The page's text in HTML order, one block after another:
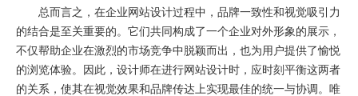
总而言之，在企业网站设计过程中，品牌一致性和视觉吸引力
的结合是至关重要的。它们共同构成了一个企业对外形象的展示，
不仅帮助企业在激烈的市场竞争中脱颖而出，也为用户提供了愉悦
的浏览体验。因此，设计师在进行网站设计时，应时刻平衡这两者
的关系，使其在视觉效果和品牌传达上实现最佳的统一与协调。唯